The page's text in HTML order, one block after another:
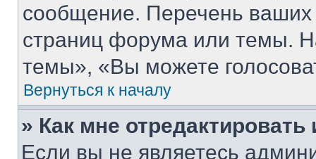
сообщение. Перечень ваших
страниц форума или темы.
темы», «Вы можете
Вернуться к началу
» Как мне
Если вы не являетесь